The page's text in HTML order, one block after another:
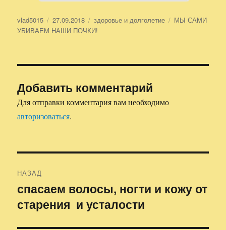
Автор
vlad5015 Опубликовано
27.09.2018 Рубрики
здоровье и долголетие Метки
МЫ САМИ
УБИВАЕМ НАШИ ПОЧКИ!
Добавить комментарий
Для отправки комментария вам необходимо
авторизоваться.
по
записям
НАЗАД
Предыдущая
запись:
спасаем волосы, ногти и кожу от
старения и усталости